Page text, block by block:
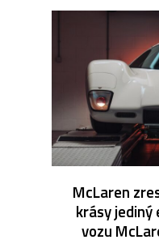
McLaren
krásy jediný
vozu